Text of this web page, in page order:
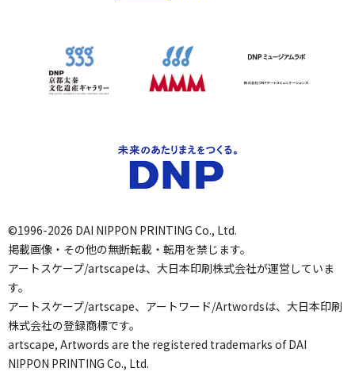
©1996-2026 DAI NIPPON PRINTING Co., Ltd.
掲載画像・その他の無断転載・転用を禁じます。
アートスケープ/artscapeは、大日本印刷株式会社が運営していま
す。
アートスケープ/artscape、アートワード/Artwordsは、大日本印刷
株式会社の登録商標です。
artscape, Artwords are the registered trademarks of DAI
NIPPON PRINTING Co., Ltd.